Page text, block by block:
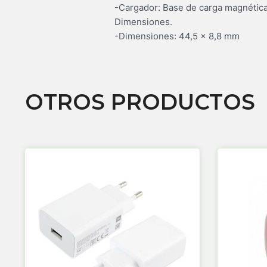
-Cargador: Base de carga
Dimensiones.
-Dimensiones: 44,5 × 8,8 mm
OTROS PRODUCTOS